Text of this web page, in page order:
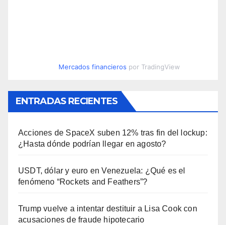
Mercados financieros por TradingView
ENTRADAS RECIENTES
Acciones de SpaceX suben 12% tras fin del lockup:
¿Hasta dónde podrían llegar en agosto?
USDT, dólar y euro en Venezuela: ¿Qué es el
fenómeno “Rockets and Feathers”?
Trump vuelve a intentar destituir a Lisa Cook con
acusaciones de fraude hipotecario